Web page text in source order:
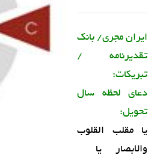
ایران مجری/ بانک
تقدیرنامه /
تبریکات:
دعای لحظه سال
تحویل:
یا مقلب القلوب
والابصار یا